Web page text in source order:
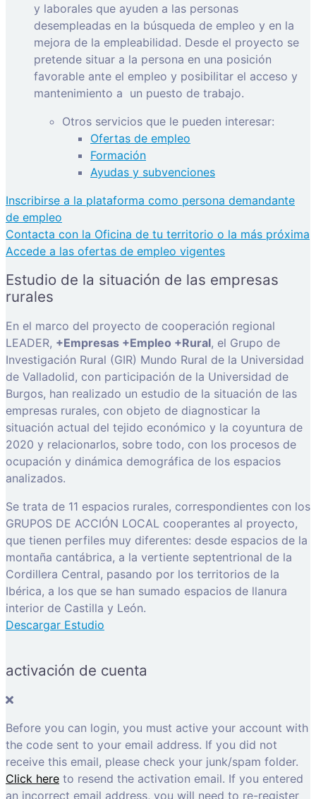
y laborales que ayuden a las personas
desempleadas en la búsqueda de empleo y en la
mejora de la empleabilidad. Desde el proyecto se
pretende situar a la persona en una posición
favorable ante el empleo y posibilitar el acceso y
mantenimiento a un puesto de trabajo.
Otros servicios que le pueden interesar:
Ofertas de empleo
Formación
Ayudas y subvenciones
Inscribirse a la plataforma como persona demandante
de empleo
Contacta con la Oficina de tu territorio o la más próxima
Accede a las ofertas de empleo vigentes
Estudio de la situación de las empresas
rurales
En el marco del proyecto de cooperación regional
LEADER, +Empresas +Empleo +Rural, el Grupo de
Investigación Rural (GIR) Mundo Rural de la Universidad
de Valladolid, con participación de la Universidad de
Burgos, han realizado un estudio de la situación de las
empresas rurales, con objeto de diagnosticar la
situación actual del tejido económico y la coyuntura de
2020 y relacionarlos, sobre todo, con los procesos de
ocupación y dinámica demográfica de los espacios
analizados.
Se trata de 11 espacios rurales, correspondientes con los
GRUPOS DE ACCIÓN LOCAL cooperantes al proyecto,
que tienen perfiles muy diferentes: desde espacios de la
montaña cantábrica, a la vertiente septentrional de la
Cordillera Central, pasando por los territorios de la
Ibérica, a los que se han sumado espacios de llanura
interior de Castilla y León.
Descargar Estudio
activación de cuenta
Before you can login, you must active your account with
the code sent to your email address. If you did not
receive this email, please check your junk/spam folder.
Click here to resend the activation email. If you entered
an incorrect email address, you will need to re-register